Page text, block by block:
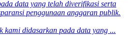
kami didasarkan pada data yang ...